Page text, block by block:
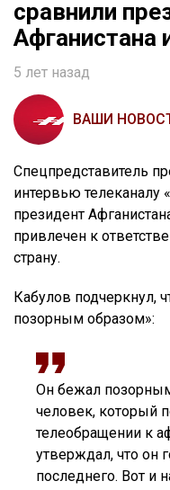
сравнили
Афганистана
5 лет назад
ВАШИ
Спецпредставитель
интервью телеканалу
президент
привлечен к
страну.
Кабулов подчеркнул,
позорным образом»:
Он бежал
человек, который
телеобращении к
утверждал, что он
последнего. Вот и